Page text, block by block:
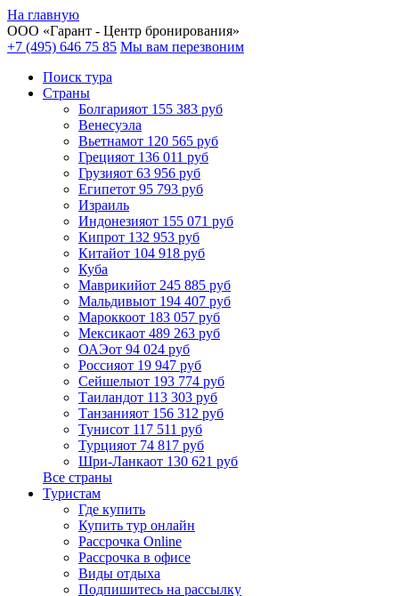
На главную
ООО «Гарант - Центр бронирования»
+7 (495) 646 75 85 Мы вам перезвоним
Поиск тура
Cтраны
Болгарияот 155 383 руб
Венесуэла
Вьетнамот 120 565 руб
Грецияот 136 011 руб
Грузияот 63 956 руб
Египетот 95 793 руб
Израиль
Индонезияот 155 071 руб
Кипрот 132 953 руб
Китайот 104 918 руб
Куба
Маврикийот 245 885 руб
Мальдивыот 194 407 руб
Мароккоот 183 057 руб
Мексикаот 489 263 руб
ОАЭот 94 024 руб
Россияот 19 947 руб
Сейшелыот 193 774 руб
Таиландот 113 303 руб
Танзанияот 156 312 руб
Тунисот 117 511 руб
Турцияот 74 817 руб
Шри-Ланкаот 130 621 руб
Все страны
Туристам
Где купить
Купить тур онлайн
Рассрочка Online
Рассрочка в офисе
Виды отдыха
Подпишитесь на рассылку